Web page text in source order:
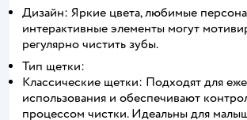
Дизайн: Яркие цвета, любимые
интерактивные элементы могут
регулярно чистить зубы.
Тип щетки:
Классические щетки: Подходят для
использования и обеспечивают
процессом чистки. Идеальны для